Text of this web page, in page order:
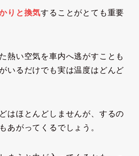
りと換気することがとても重要
熱い空気を車内へ逃がすことも
いるだけでも実は温度はどんど
はほとんどしませんが、するの
あがってくるでしょう。